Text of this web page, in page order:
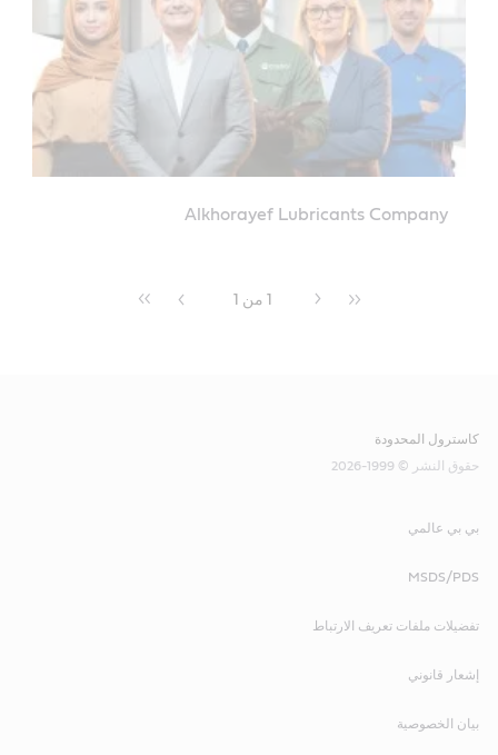
Alkhorayef Lubricants Company
1 من 1
كاسترول المحدودة
حقوق النشر © 1999-2026
بي بي عالمي
MSDS/PDS
تفضيلات ملفات تعريف الارتباط
إشعار قانوني
بيان الخصوصية